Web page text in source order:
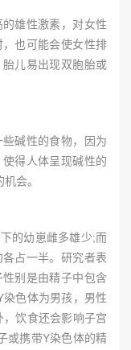
雄性激素，对女性
也可能会使女性排
儿易出现双胞胎或
碱性的食物，因为
得人体呈现碱性的
会。
的幼崽雌多雄少;而
占一半。研究者表
别是由精子中包含
色体为男孩，男性
饮食还会影响子宫
或携带Y染色体的精